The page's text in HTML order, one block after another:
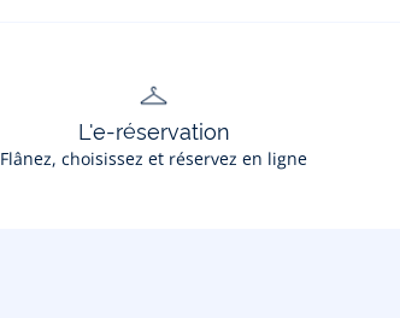
L'e-réservation
Flânez, choisissez et réservez en ligne